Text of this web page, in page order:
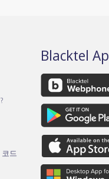
드
Blacktel